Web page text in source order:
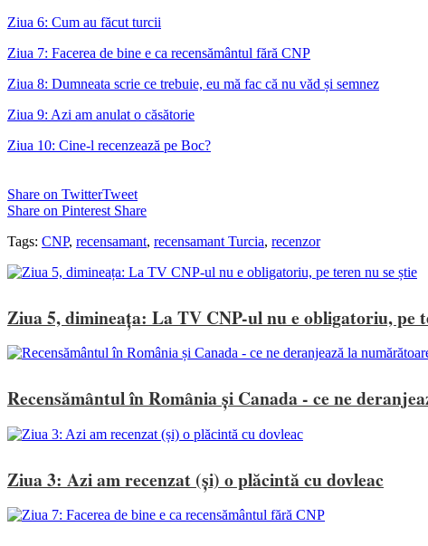
Ziua 6: Cum au făcut turcii
Ziua 7: Facerea de bine e ca recensământul fără CNP
Ziua 8: Dumneata scrie ce trebuie, eu mă fac că nu văd și semnez
Ziua 9: Azi am anulat o căsătorie
Ziua 10: Cine-l recenzează pe Boc?
Share on TwitterTweet
Share on Pinterest Share
Tags: CNP, recensamant, recensamant Turcia, recenzor
Ziua 5, dimineața: La TV CNP-ul nu e obligatoriu, pe
Recensământul în România și Canada - ce ne
Ziua 3: Azi am recenzat (și) o plăcintă cu dovleac